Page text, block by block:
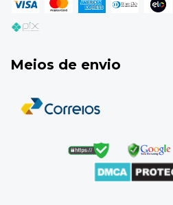
Meios de envio